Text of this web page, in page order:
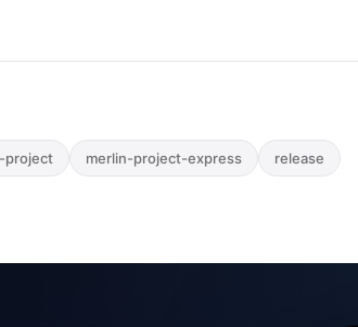
project merlin-project-express release